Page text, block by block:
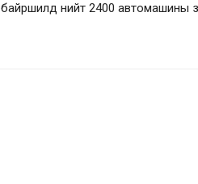
байршилд нийт 2400 автомашины